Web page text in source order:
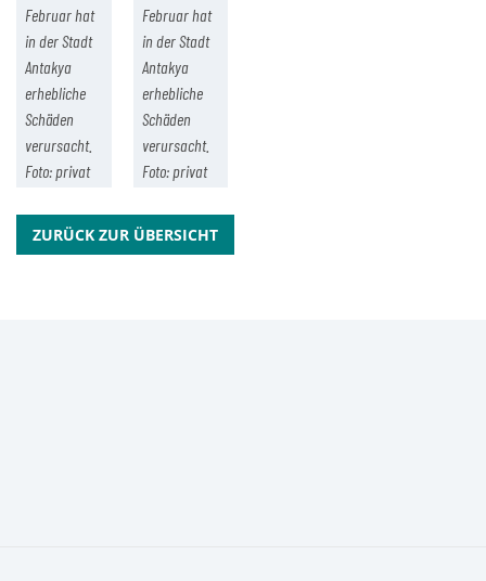
Februar hat
in der Stadt
Antakya
erhebliche
Schäden
verursacht.
Foto: privat
Februar hat
in der Stadt
Antakya
erhebliche
Schäden
verursacht.
Foto: privat
ZURÜCK ZUR ÜBERSICHT